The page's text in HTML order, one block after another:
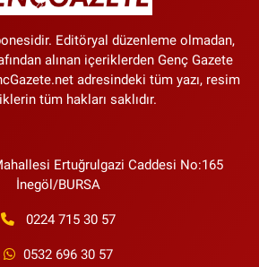
Editöryal düzenleme olmadan,
alınan içeriklerden Genç Gazete
adresindeki tüm yazı, resim
tüm hakları saklıdır.
Ertuğrulgazi Caddesi No:165
İnegöl/BURSA
0224 715 30 57
0532 696 30 57